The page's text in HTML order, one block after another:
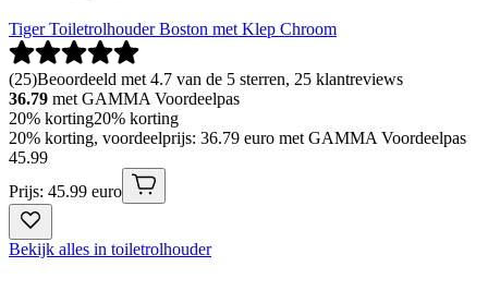
Tiger Toiletrolhouder Boston met Klep Chroom
(25)Beoordeeld met 4.7 van de 5 sterren, 25 klantreviews
36.79 met GAMMA Voordeelpas
20% korting20% korting
20% korting, voordeelprijs: 36.79 euro met GAMMA Voordeelpas
45.99
Prijs: 45.99 euro
Bekijk alles in toiletrolhouder